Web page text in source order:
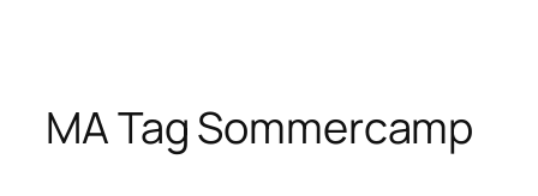
springen
MA Tag Sommercamp